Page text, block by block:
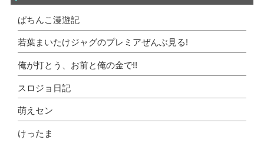
ぱちんこ漫遊記
若葉まいたけジャグのプレミアぜんぶ見る!
俺が打とう、お前と俺の金で!!
スロジョ日記
萌えセン
けったま